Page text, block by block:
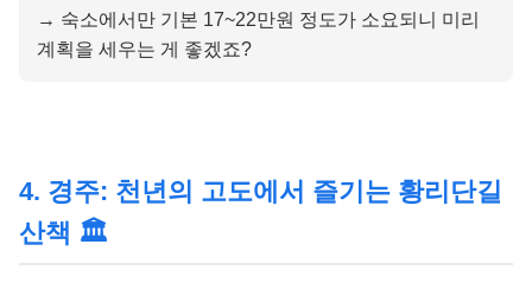
→ 숙소에서만 기본 17~22만원 정도가 소요되니 미리
계획을 세우는 게 좋겠죠?
4. 경주: 천년의 고도에서 즐기는 황리단길
산책 🏛️